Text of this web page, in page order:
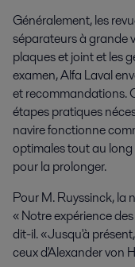
Généralement, les
séparateurs à grande
plaquesetjoint et les
examen, Alfa Laval
et recommandations.
étapes pratiques
navire fonctionne
optimales tout au long
pourla prolonger.
PourM.Ruyssinck, la
«Notre expérience
dit-il.«Jusqu'à
ceux d'Alexander von